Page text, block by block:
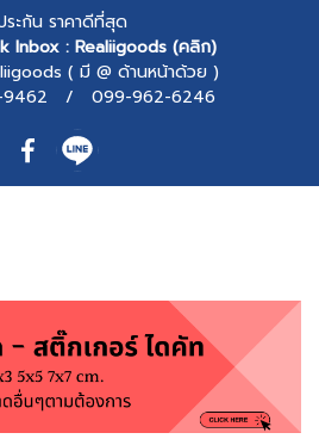
ระกัน ราคาดีที่สุด
Inbox : Realiigoods (คลิก)
( มี @ ด้านหน้าด้วย )
9462 / 099-962-6246